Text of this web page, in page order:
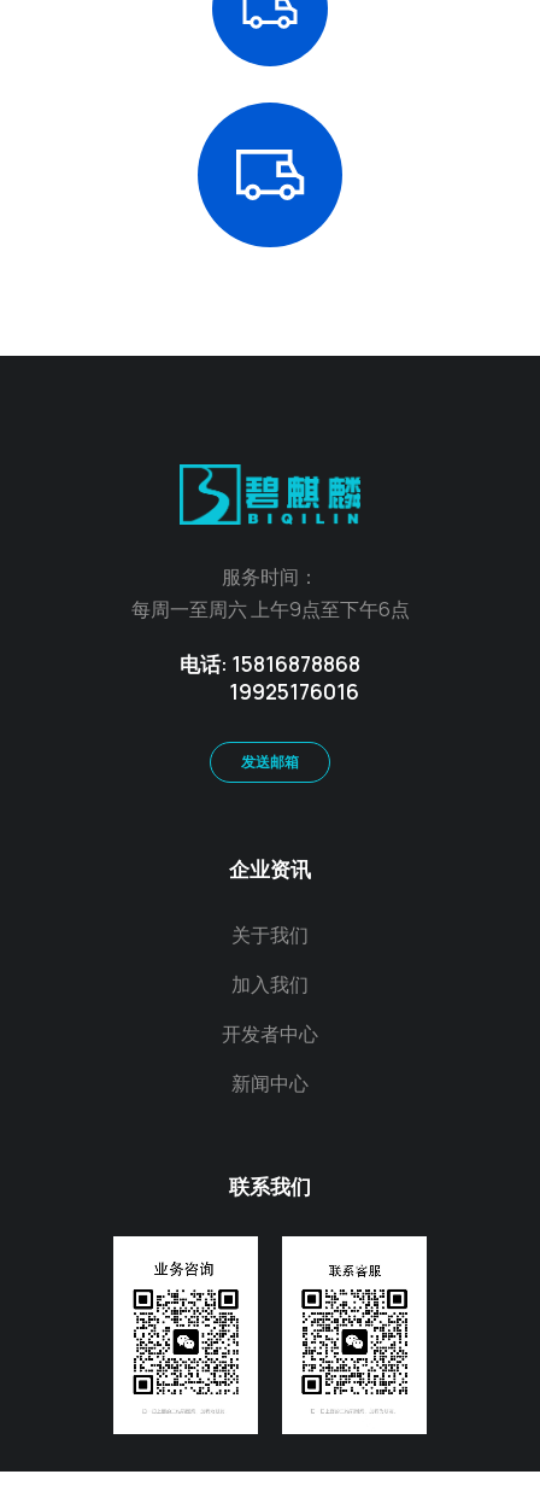
服务时间：
每周一至周六 上午9点至下午6点
电话: 15816878868
19925176016
发送邮箱
企业资讯
关于我们
加入我们
开发者中心
新闻中心
联系我们